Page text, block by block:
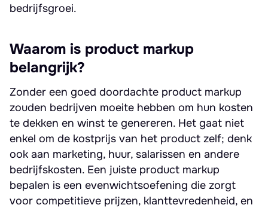
bedrijfsgroei.
Waarom is product markup
belangrijk?
Zonder een goed doordachte product markup
zouden bedrijven moeite hebben om hun kosten
te dekken en winst te genereren. Het gaat niet
enkel om de kostprijs van het product zelf; denk
ook aan marketing, huur, salarissen en andere
bedrijfskosten. Een juiste product markup
bepalen is een evenwichtsoefening die zorgt
voor competitieve prijzen, klanttevredenheid, en